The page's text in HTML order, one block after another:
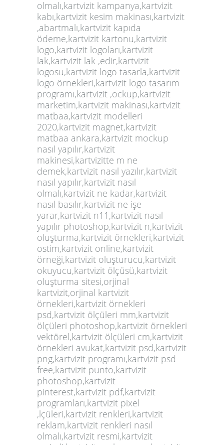
olmalı,kartvizit kampanya,kartvizit
kabı,kartvizit kesim makinası,kartvizit
,abartmalı,kartvizit kapıda
ödeme,kartvizit kartonu,kartvizit
logo,kartvizit logoları,kartvizit
lak,kartvizit lak ,edir,kartvizit
logosu,kartvizit logo tasarla,kartvizit
logo örnekleri,kartvizit logo tasarım
programı,kartvizit ,ockup,kartvizit
marketim,kartvizit makinası,kartvizit
matbaa,kartvizit modelleri
2020,kartvizit magnet,kartvizit
matbaa ankara,kartvizit mockup
nasıl yapılır,kartvizit
makinesi,kartvizitte m ne
demek,kartvizit nasıl yazılır,kartvizit
nasıl yapılır,kartvizit nasıl
olmalı,kartvizit ne kadar,kartvizit
nasıl basılır,kartvizit ne işe
yarar,kartvizit n11,kartvizit nasıl
yapılır photoshop,kartvizit n,kartvizit
oluşturma,kartvizit örnekleri,kartvizit
ostim,kartvizit online,kartvizit
örneği,kartvizit oluşturucu,kartvizit
okuyucu,kartvizit ölçüsü,kartvizit
oluşturma sitesi,orjinal
kartvizit,orjinal kartvizit
örnekleri,kartvizit örnekleri
psd,kartvizit ölçüleri mm,kartvizit
ölçüleri photoshop,kartvizit örnekleri
vektörel,kartvizit ölçüleri cm,kartvizit
örnekleri avukat,kartvizit psd,kartvizit
png,kartvizit programı,kartvizit psd
free,kartvizit punto,kartvizit
photoshop,kartvizit
pinterest,kartvizit pdf,kartvizit
programları,kartvizit pixel
,lçüleri,kartvizit renkleri,kartvizit
reklam,kartvizit renkleri nasıl
olmalı,kartvizit resmi,kartvizit